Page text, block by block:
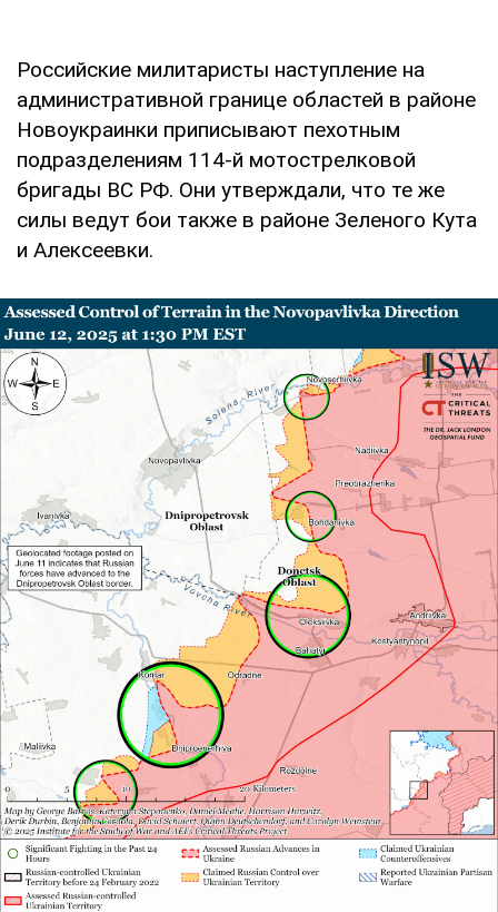
Российские милитаристы наступление на
административной границе областей в районе
Новоукраинки приписывают пехотным
подразделениям 114-й мотострелковой
бригады ВС РФ. Они утверждали, что те же
силы ведут бои также в районе Зеленого Кута
и Алексеевки.